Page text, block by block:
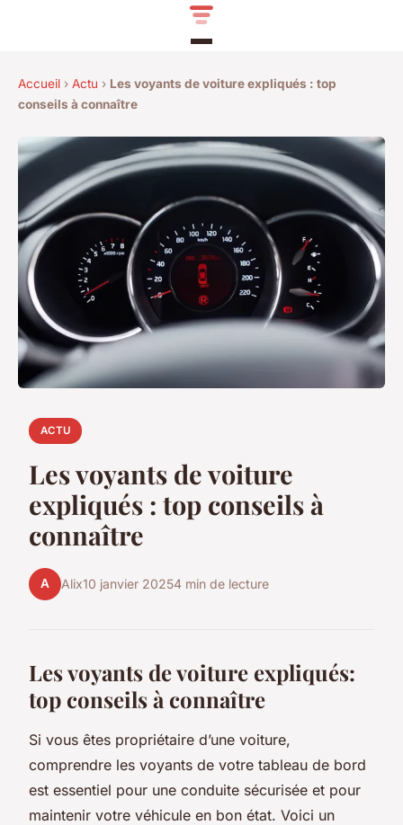
Accueil › Actu › Les voyants de voiture expliqués : top
conseils à connaître
ACTU
Les voyants de voiture
expliqués : top conseils à
connaître
A Alix10 janvier 20254 min de lecture
Les voyants de voiture expliqués:
top conseils à connaître
Si vous êtes propriétaire d’une voiture,
comprendre les voyants de votre tableau de bord
est essentiel pour une conduite sécurisée et pour
maintenir votre véhicule en bon état. Voici un